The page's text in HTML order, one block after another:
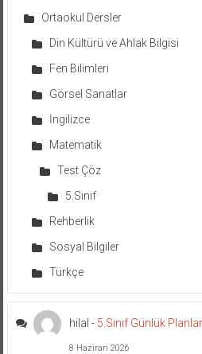
Ortaokul Dersler
Din Kültürü ve Ahlak Bilgisi
Fen Bilimleri
Görsel Sanatlar
İngilizce
Matematik
Test Çöz
5.Sınıf
Rehberlik
Sosyal Bilgiler
Türkçe
hilal - 5.Sınıf Günlük
8 Haziran 2026